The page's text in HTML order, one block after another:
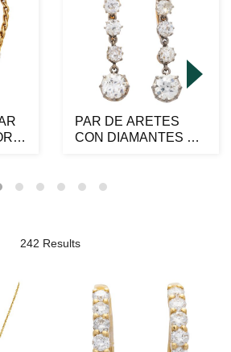
PAR DE ARETES
CON DIAMANTES EN
242 Results